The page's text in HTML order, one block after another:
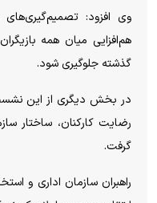
وی افزود:
هم‌افزایی میان همه
گذشته جلوگیری شود.
در بخش دیگری از این
رضایت کارکنان، ساختار
گرفت.
راهبران سازمان اداری و